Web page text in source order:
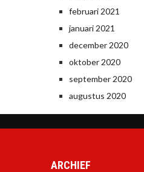
februari 2021
januari 2021
december 2020
oktober 2020
september 2020
augustus 2020
ARCHIEF